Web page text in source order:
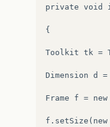
private void
{
Toolkit tk =
Dimension d
Frame f =
f.setSize(new